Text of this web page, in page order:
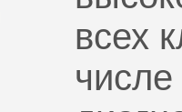
всех